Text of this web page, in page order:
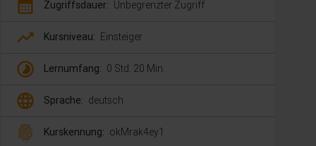
calendar_month Zugriffsdauer: Unbegrenzter Zugriff
trending_up Kursniveau: Einsteiger
timelapse Lernumfang: 0 Std. 20 Min.
language Sprache: deutsch
fingerprint Kurskennung: okMrak4ey1